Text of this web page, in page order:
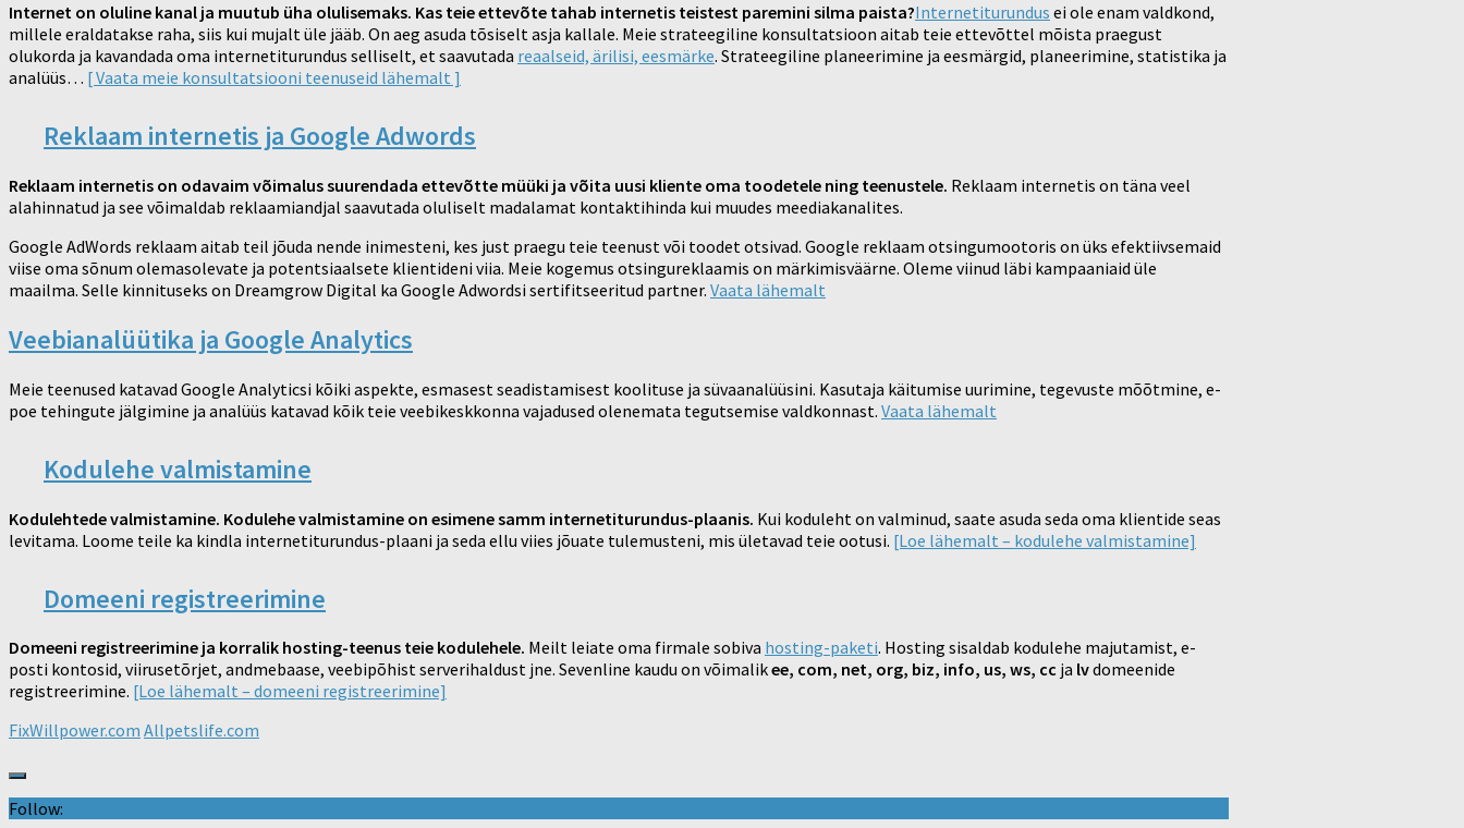
Internet on oluline kanal ja muutub üha olulisemaks. Kas teie ettevõte tahab internetis teistest paremini silma paista?Internetiturundus ei ole enam valdkond,
millele eraldatakse raha, siis kui mujalt üle jääb. On aeg asuda tõsiselt asja kallale. Meie strateegiline konsultatsioon aitab teie ettevõttel mõista praegust
olukorda ja kavandada oma internetiturundus selliselt, et saavutada reaalseid, ärilisi, eesmärke. Strateegiline planeerimine ja eesmärgid, planeerimine, statistika ja
analüüs… [ Vaata meie konsultatsiooni teenuseid lähemalt ]
Reklaam internetis ja Google Adwords
Reklaam internetis on odavaim võimalus suurendada ettevõtte müüki ja võita uusi kliente oma toodetele ning teenustele. Reklaam internetis on täna veel
alahinnatud ja see võimaldab reklaamiandjal saavutada oluliselt madalamat kontaktihinda kui muudes meediakanalites.
Google AdWords reklaam aitab teil jõuda nende inimesteni, kes just praegu teie teenust või toodet otsivad. Google reklaam otsingumootoris on üks efektiivsemaid
viise oma sõnum olemasolevate ja potentsiaalsete klientideni viia. Meie kogemus otsingureklaamis on märkimisväärne. Oleme viinud läbi kampaaniaid üle
maailma. Selle kinnituseks on Dreamgrow Digital ka Google Adwordsi sertifitseeritud partner. Vaata lähemalt
Veebianalüütika ja Google Analytics
Meie teenused katavad Google Analyticsi kõiki aspekte, esmasest seadistamisest koolituse ja süvaanalüüsini. Kasutaja käitumise uurimine, tegevuste mõõtmine, e-
poe tehingute jälgimine ja analüüs katavad kõik teie veebikeskkonna vajadused olenemata tegutsemise valdkonnast. Vaata lähemalt
Kodulehe valmistamine
Kodulehtede valmistamine. Kodulehe valmistamine on esimene samm internetiturundus-plaanis. Kui koduleht on valminud, saate asuda seda oma klientide seas
levitama. Loome teile ka kindla internetiturundus-plaani ja seda ellu viies jõuate tulemusteni, mis ületavad teie ootusi. [Loe lähemalt – kodulehe valmistamine]
Domeeni registreerimine
Domeeni registreerimine ja korralik hosting-teenus teie kodulehele. Meilt leiate oma firmale sobiva hosting-paketi. Hosting sisaldab kodulehe majutamist, e-
posti kontosid, viirusetõrjet, andmebaase, veebipõhist serverihaldust jne. Sevenline kaudu on võimalikee, com, net, org, biz, info, us, ws, cc ja lvdomeenide
registreerimine. [Loe lähemalt – domeeni registreerimine]
FixWillpower.com Allpetslife.com
Follow: